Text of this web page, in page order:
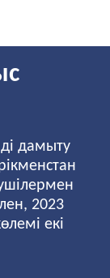
дамыту
2023
екі